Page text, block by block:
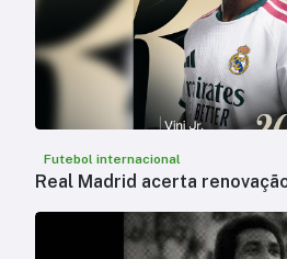
Futebol internacional
Real Madrid acerta